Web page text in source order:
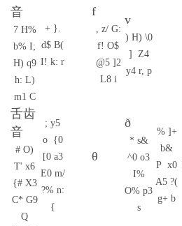
音
7 H%
b% I;
H) q9
h: L)
m1 C
+ }.
d$ B(
I! k: r
f
, z/ G:
f! O$
@5 ]2
L8 i
v
) H) \0
] Z4
y4 r, p
舌齿
音
# O)
T' x6
{# X3
C* G9
Q
; y5
o {0
[0 a3
E0 m/
?% n:
{
θ
ð
* s&
^0 o3
I%
O% p3
s
% ]+
b&
P x0
A5 ?(
g+ b